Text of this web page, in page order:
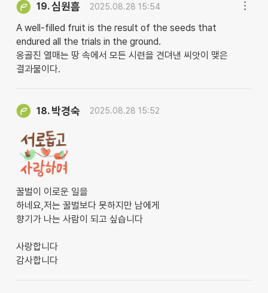
19.심원흠 2025.08.28 15:54
A well-filled fruit is the result of the seeds that
endured all the trials in the ground.
옹골진 열매는 땅 속에서 모든 시련을 견뎌낸 씨앗이 맺은
결과물이다.
18. 박경숙 2025.08.28 15:52
꿀벌이 이로운 일을
하네요,저는 꿀벌보다 못하지만 남에게
향기가 나는 사람이 되고 싶습니다
사랑합니다
감사합니다